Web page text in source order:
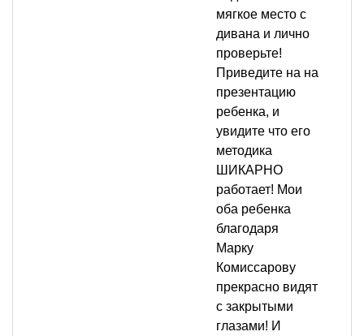
мягкое место с
дивана и лично
проверьте!
Приведите на на
презентацию
ребенка, и
увидите что его
методика
ШИКАРНО
работает! Мои
оба ребенка
благодаря
Марку
Комиссарову
прекрасно видят
с закрытыми
глазами! И